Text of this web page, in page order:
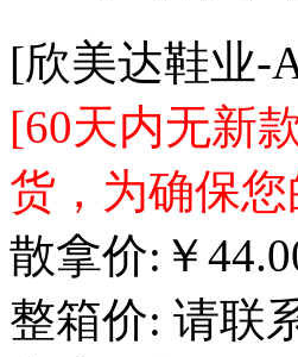
[欣美达鞋业-
[60天内无新
货，为确保
散拿价: ￥
整箱价: 请联